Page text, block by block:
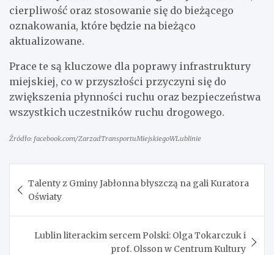
cierpliwość oraz stosowanie się do bieżącego
oznakowania, które będzie na bieżąco
aktualizowane.
Prace te są kluczowe dla poprawy infrastruktury
miejskiej, co w przyszłości przyczyni się do
zwiększenia płynności ruchu oraz bezpieczeństwa
wszystkich uczestników ruchu drogowego.
Źródło: facebook.com/ZarzadTransportuMiejskiegoWLublinie
wpisu
Talenty z Gminy Jabłonna błyszczą na gali Kuratora
Oświaty
Lublin literackim sercem Polski: Olga Tokarczuk i
prof. Olsson w Centrum Kultury